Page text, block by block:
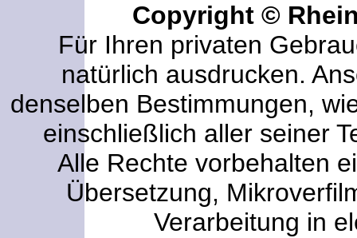
Copyright ©
Für Ihren privaten
natürlich ausdrucken.
denselben Bestimmungen,
einschließlich aller seiner
Alle Rechte vorbehalten
Übersetzung,
Verarbeitung in